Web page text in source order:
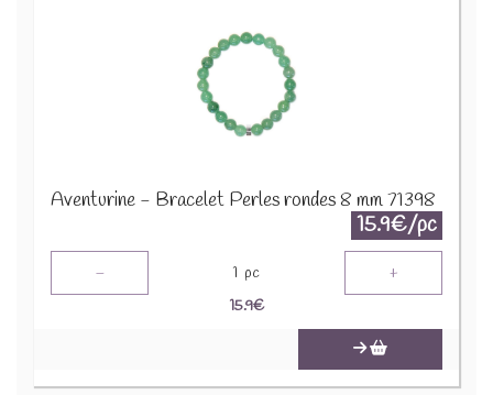
Aventurine - Bracelet Perles rondes 8 mm 71398
15.9€/pc
- 1 pc +
15.9€